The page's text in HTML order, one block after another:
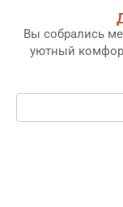
Вы собрались
уютный
Поиск: